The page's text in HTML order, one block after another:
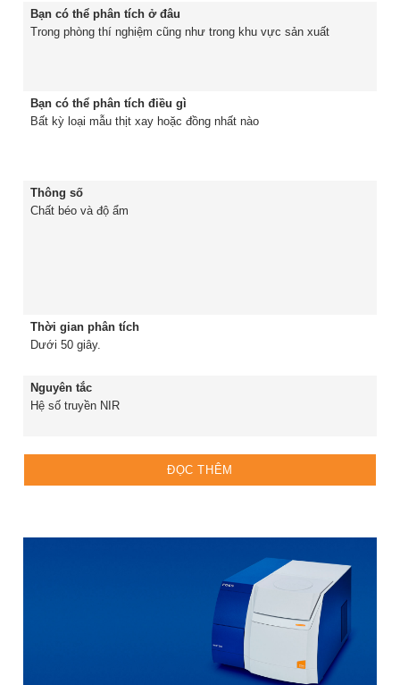
Bạn có thể phân tích ở đâu
Trong phòng thí nghiệm cũng như trong khu vực sản xuất
Bạn có thể phân tích điều gì
Bất kỳ loại mẫu thịt xay hoặc đồng nhất nào
Thông số
Chất béo và độ ẩm
Thời gian phân tích
Dưới 50 giây.
Nguyên tắc
Hệ số truyền NIR
ĐỌC THÊM